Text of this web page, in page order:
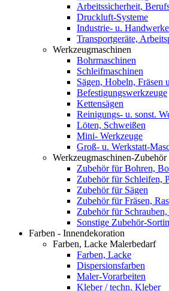
Arbeitssicherheit,
Druckluft-Systeme
Industrie- u.
Transportgeräte,
Werkzeugmaschinen
Bohrmaschinen
Schleifmaschinen
Sägen, Hobeln, Fräsen
Befestigungswerkzeuge
Kettensägen
Reinigungs- u. sonst.
Löten, Schweißen
Mini- Werkzeuge
Groß- u. Werkstatt-
Werkzeugmaschinen-Zubehör
Zubehör für Bohren,
Zubehör für Schleifen,
Zubehör für Sägen
Zubehör für Fräsen,
Zubehör für
Sonstige Zubehör-
Farben - Innendekoration
Farben, Lacke Malerbedarf
Farben, Lacke
Dispersionsfarben
Maler-Vorarbeiten
Kleber / techn. Kleber